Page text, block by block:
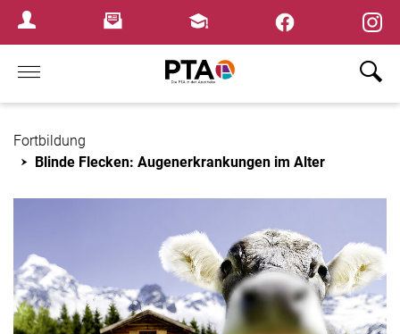
Login MenuNewsletterFortbildungen
Home
Fortbildung
Blinde Flecken: Augenerkrankungen im Alter
×